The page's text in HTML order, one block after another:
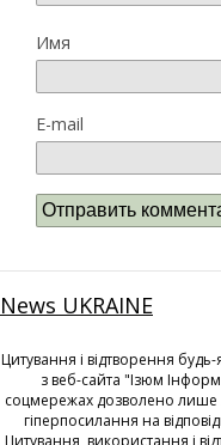
Имя
E-mail
News UKRAINE
Цитування і відтворення будь-
з веб-сайта "Ізюм
соцмережах дозволено лише
гіперпосилання на
Цитування, використання і